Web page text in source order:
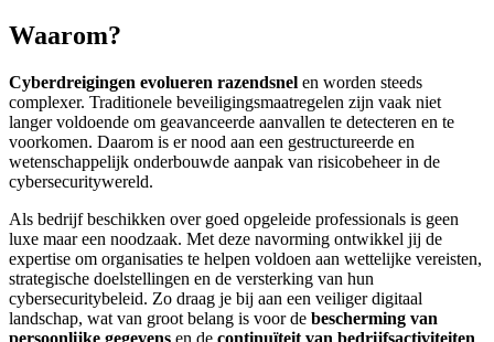
Waarom?
Cyberdreigingen evolueren razendsnel en worden steeds
complexer. Traditionele beveiligingsmaatregelen zijn vaak niet
langer voldoende om geavanceerde aanvallen te detecteren en te
voorkomen. Daarom is er nood aan een gestructureerde en
wetenschappelijk onderbouwde aanpak van risicobeheer in de
cybersecuritywereld.
Als bedrijf beschikken over goed opgeleide professionals is geen
luxe maar een noodzaak. Met deze navorming ontwikkel jij de
expertise om organisaties te helpen voldoen aan wettelijke vereisten,
strategische doelstellingen en de versterking van hun
cybersecuritybeleid. Zo draag je bij aan een veiliger digitaal
landschap, wat van groot belang is voor de bescherming van